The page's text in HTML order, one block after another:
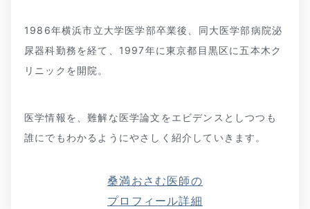
1986年横浜市立大学医学部卒業後、同大医学部病院泌
尿器科勤務を経て、1997年に東京都目黒区に五本木ク
リニックを開院。
医学情報を、難解な医学論文をエビデンスとしつつも
誰にでもわかるようにやさしく紹介していきます。
桑満おさむ医師の
プロフィール詳細